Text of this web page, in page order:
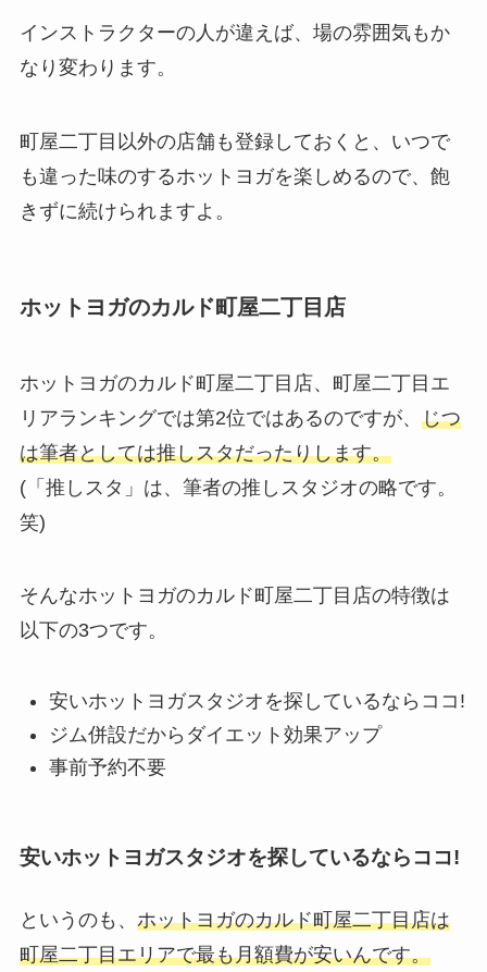
インストラクターの人が違えば、場の雰囲気もか
なり変わります。
町屋二丁目以外の店舗も登録しておくと、いつで
も違った味のするホットヨガを楽しめるので、飽
きずに続けられますよ。
ホットヨガのカルド町屋二丁目店
ホットヨガのカルド町屋二丁目店、町屋二丁目エ
リアランキングでは第2位ではあるのですが、 じつ
は筆者としては推しスタだったりします。
(「推しスタ」は、筆者の推しスタジオの略です。
笑)
そんなホットヨガのカルド町屋二丁目店の特徴は
以下の3つです。
安いホットヨガスタジオを探しているならココ!
ジム併設だからダイエット効果アップ
事前予約不要
安いホットヨガスタジオを探しているならココ!
というのも、 ホットヨガのカルド町屋二丁目店は
町屋二丁目エリアで最も月額費が安いんです。